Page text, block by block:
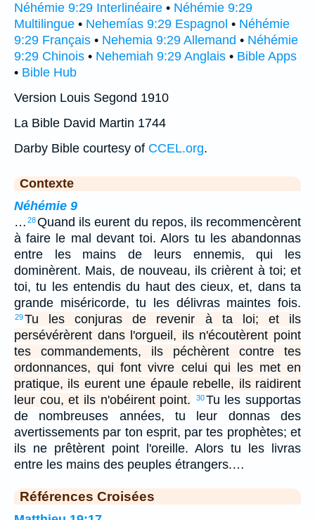
Néhémie 9:29 Interlinéaire • Néhémie 9:29
Multilingue • Nehemías 9:29 Espagnol • Néhémie
9:29 Français • Nehemia 9:29 Allemand • Néhémie
9:29 Chinois • Nehemiah 9:29 Anglais • Bible Apps
• Bible Hub
Version Louis Segond 1910
La Bible David Martin 1744
Darby Bible courtesy of CCEL.org.
Contexte
Néhémie 9
… 28Quand ils eurent du repos, ils recommencèrent
à faire le mal devant toi. Alors tu les abandonnas
entre les mains de leurs ennemis, qui les
dominèrent. Mais, de nouveau, ils crièrent à toi; et
toi, tu les entendis du haut des cieux, et, dans ta
grande miséricorde, tu les délivras maintes fois.
29Tu les conjuras de revenir à ta loi; et ils
persévérèrent dans l'orgueil, ils n'écoutèrent point
tes commandements, ils péchèrent contre tes
ordonnances, qui font vivre celui qui les met en
pratique, ils eurent une épaule rebelle, ils raidirent
leur cou, et ils n'obéirent point.
30Tu les supportas
de nombreuses années, tu leur donnas des
avertissements par ton esprit, par tes prophètes; et
ils ne prêtèrent point l'oreille. Alors tu les livras
entre les mains des peuples étrangers.…
Références Croisées